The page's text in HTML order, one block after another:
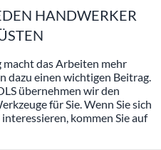
HANDWERKER
das Arbeiten mehr
dazu einen wichtigen Beitrag.
übernehmen wir den
für Sie. Wenn Sie sich
kommen Sie auf